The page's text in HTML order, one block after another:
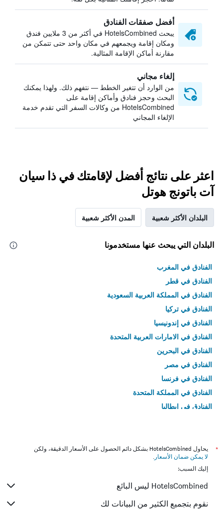
أفضل صفقات الفنادق
يبحث HotelsCombined في أكثر من 3 ملايين فندق
ومكان إقامة ويجمعهم في مكان واحد حتى تتمكن من
مقارنة أماكن الإقامة المثالية.
إلغاء مجاني
من الوارد أن تتغير الخطط — نتفهم ذلك. ولهذا يمكنك
البحث وحجز فنادق وأماكن إقامة على
HotelsCombined من وكالات السفر التي تقدم خدمة
الإلغاء المجاني
اعثر على نتائج أفضل لإقامتك في ذا سيان
آت باتونج هوتل
البلدان الأكثر شعبية المدن الأكثر شعبية
البلدان التي يبحث عنها مستخدمونا
الفنادق في المغرب
الفنادق في قطر
الفنادق في المملكة العربية السعودية
الفنادق في تركيا
الفنادق في إندونيسيا
الفنادق في الامارات العربية المتحدة
الفنادق في البحرين
الفنادق في مصر
الفنادق في فرنسا
الفنادق في المملكة المتحدة
الفنادق في إيطاليا
*
يحاول HotelsCombined بشكل دائم الحصول على الأسعار الدقيقة، ولكن
لا يمكن ضمان الأسعار .
إليك السبب:
HotelsCombined ليس البائع
نقوم بتجميع الكثير من البيانات لك